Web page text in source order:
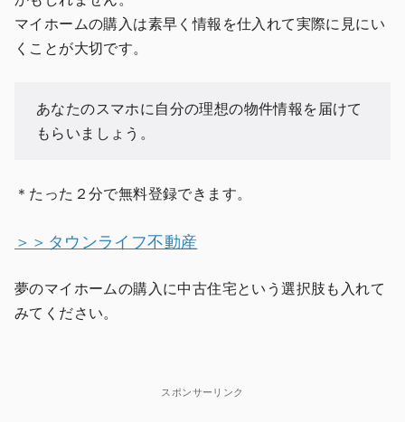
マイホームの購入は素早く情報を仕入れて実際に見にい
くことが大切です。
あなたのスマホに自分の理想の物件情報を届けて
もらいましょう。
＊たった２分で無料登録できます。
＞＞タウンライフ不動産
夢のマイホームの購入に中古住宅という選択肢も入れて
みてください。
スポンサーリンク